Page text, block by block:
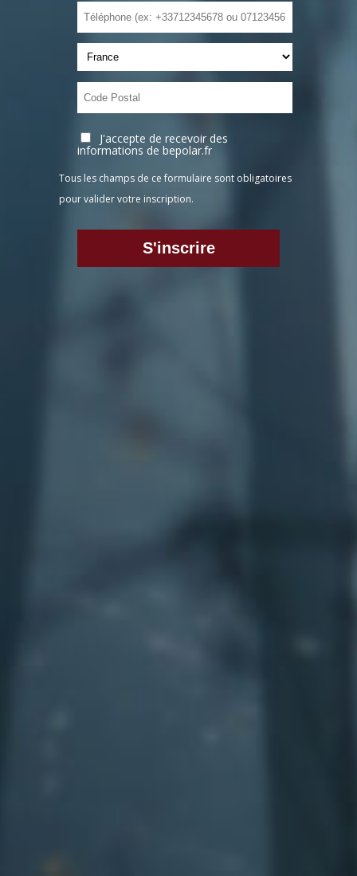
J'accepte de recevoir des
informations de bepolar.fr
Tous les champs de ce formulaire sont obligatoires
pour valider votre inscription.